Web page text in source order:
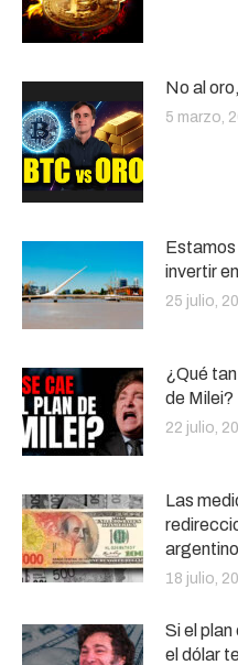
No al
5 marzo,
Estamos
invertir
25 julio,
¿Qué
de Milei?
22 julio,
Las
18 julio,
Si el
el dólar